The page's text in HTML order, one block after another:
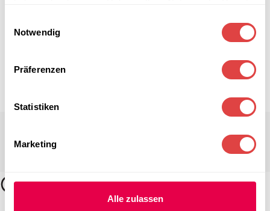
Notwendig
Präferenzen
Statistiken
Marketing
Alle zulassen